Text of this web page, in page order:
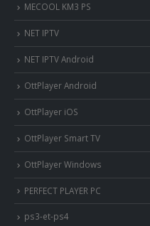
MECOOL KM3 PS
NET IPTV
NET IPTV Android
OttPlayer Android
OttPlayer iOS
OttPlayer Smart TV
OttPlayer Windows
PERFECT PLAYER PC
ps3-et-ps4